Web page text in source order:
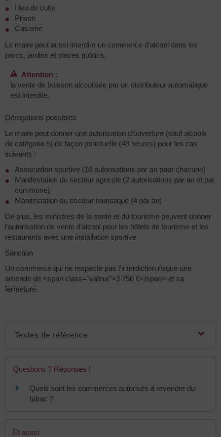
Lieu de culte
Prison
Caserne
Le maire peut aussi interdire un commerce d'alcool dans les
parcs, jardins et places publics.
Attention :
la vente de boisson alcoolisée par un distributeur automatique
est interdite.
Dérogations possibles
Le maire peut donner une autorisation d'ouverture (sauf alcools
de catégorie 5) de façon ponctuelle (48 heures) pour les cas
suivants :
Association sportive (10 autorisations par an pour chacune)
Manifestation du secteur agricole (2 autorisations par an et par
commune)
Manifestation du secteur touristique (4 par an)
De plus, les ministres de la santé et du tourisme peuvent donner
l'autorisation de vente d'alcool pour les hôtels de tourisme et les
restaurants avec une installation sportive
Sanction
Un commerce qui ne respecte pas l'interdiction risque une
amende de <span class="valeur">3 750 €</span> et sa
fermeture.
Textes de référence
Questions ? Réponses !
Quels sont les commerces autorisés à revendre du
tabac ?
Et aussi